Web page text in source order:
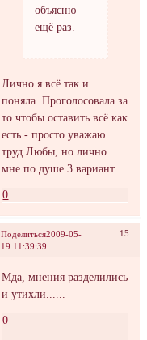
объясню
ещё раз.
Лично я всё так и
поняла. Проголосовала за
то чтобы оставить всё как
есть - просто уважаю
труд Любы, но лично
мне по душе 3 вариант.
0
Поделиться 15
2009-05-
19 11:39:39
Мда, мнения разделились
и утихли......
0